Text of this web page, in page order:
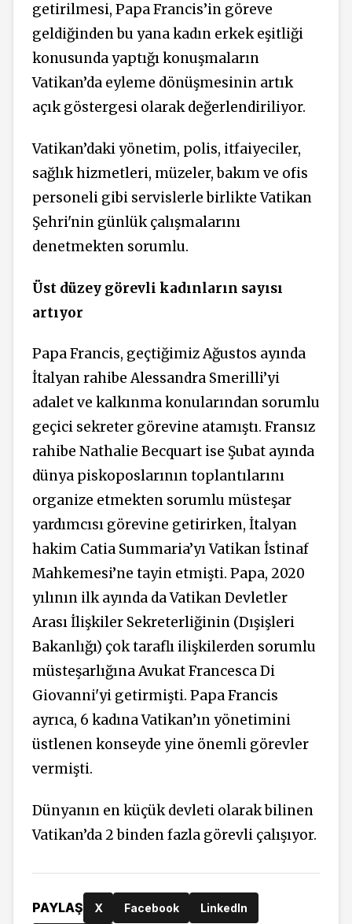
getirilmesi, Papa Francis’in göreve
geldiğinden bu yana kadın erkek eşitliği
konusunda yaptığı konuşmaların
Vatikan’da eyleme dönüşmesinin artık
açık göstergesi olarak değerlendiriliyor.
Vatikan’daki yönetim, polis, itfaiyeciler,
sağlık hizmetleri, müzeler, bakım ve ofis
personeli gibi servislerle birlikte Vatikan
Şehri'nin günlük çalışmalarını
denetmekten sorumlu.
Üst düzey görevli kadınların sayısı
artıyor
Papa Francis, geçtiğimiz Ağustos ayında
İtalyan rahibe Alessandra Smerilli’yi
adalet ve kalkınma konularından sorumlu
geçici sekreter görevine atamıştı. Fransız
rahibe Nathalie Becquart ise Şubat ayında
dünya piskoposlarının toplantılarını
organize etmekten sorumlu müsteşar
yardımcısı görevine getirirken, İtalyan
hakim Catia Summaria’yı Vatikan İstinaf
Mahkemesi’ne tayin etmişti. Papa, 2020
yılının ilk ayında da Vatikan Devletler
Arası İlişkiler Sekreterliğinin (Dışişleri
Bakanlığı) çok taraflı ilişkilerden sorumlu
müsteşarlığına Avukat Francesca Di
Giovanni'yi getirmişti. Papa Francis
ayrıca, 6 kadına Vatikan’ın yönetimini
üstlenen konseyde yine önemli görevler
vermişti.
Dünyanın en küçük devleti olarak bilinen
Vatikan’da 2 binden fazla görevli çalışıyor.
PAYLAŞ X Facebook LinkedIn